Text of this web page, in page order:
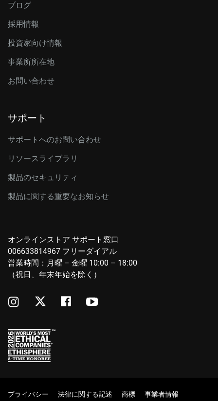
ブログ
採用情報
投資家向け情報
事業所所在地
お問い合わせ
サポート
サポートへのお問い合わせ
リソースライブラリ
製品のセキュリティ
製品に関する重要なお知らせ
オンラインストア サポート窓口
006633814967 フリーダイアル
営業時間：月曜 – 金曜 10:00 – 18:00
（祝日、年末年始を除く）
プライバシー 法律に関する記述 商標 事業者情報